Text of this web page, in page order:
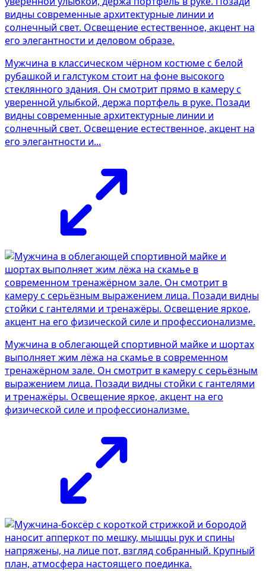
Мужчина в классическом чёрном костюме с белой
рубашкой и галстуком стоит на фоне высокого
стеклянного здания. Он смотрит прямо в камеру с
уверенной улыбкой, держа портфель в руке. Позади
видны современные архитектурные линии и
солнечный свет. Освещение естественное, акцент на
его элегантности и...
Мужчина в облегающей спортивной майке и шортах
выполняет жим лёжа на скамье в современном
тренажёрном зале. Он смотрит в камеру с серьёзным
выражением лица. Позади видны стойки с гантелями
и тренажёры. Освещение яркое, акцент на его
физической силе и профессионализме.